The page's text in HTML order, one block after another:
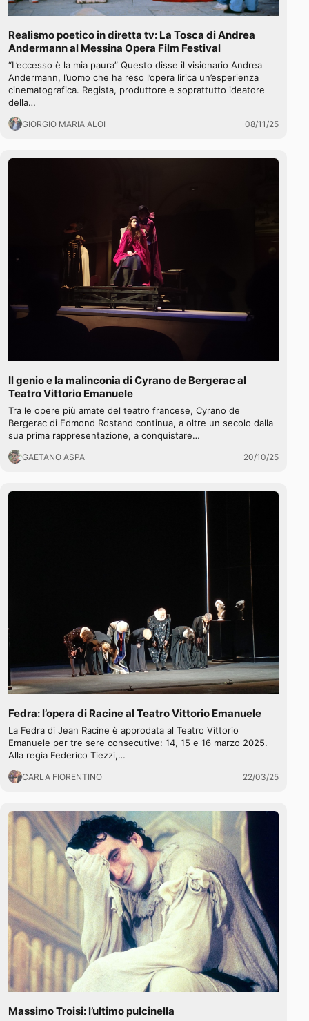
Realismo poetico in diretta tv: La Tosca di Andrea
Andermann al Messina Opera Film Festival
“L’eccesso è la mia paura” Questo disse il visionario Andrea
Andermann, l’uomo che ha reso l’opera lirica un’esperienza
cinematografica. Regista, produttore e soprattutto ideatore
della…
GIORGIO MARIA ALOI 08/11/25
Il genio e la malinconia di Cyrano de Bergerac al
Teatro Vittorio Emanuele
Tra le opere più amate del teatro francese, Cyrano de
Bergerac di Edmond Rostand continua, a oltre un secolo dalla
sua prima rappresentazione, a conquistare…
GAETANO ASPA 20/10/25
Fedra: l’opera di Racine al Teatro Vittorio Emanuele
La Fedra di Jean Racine è approdata al Teatro Vittorio
Emanuele per tre sere consecutive: 14, 15 e 16 marzo 2025.
Alla regia Federico Tiezzi,…
CARLA FIORENTINO 22/03/25
Massimo Troisi: l’ultimo pulcinella